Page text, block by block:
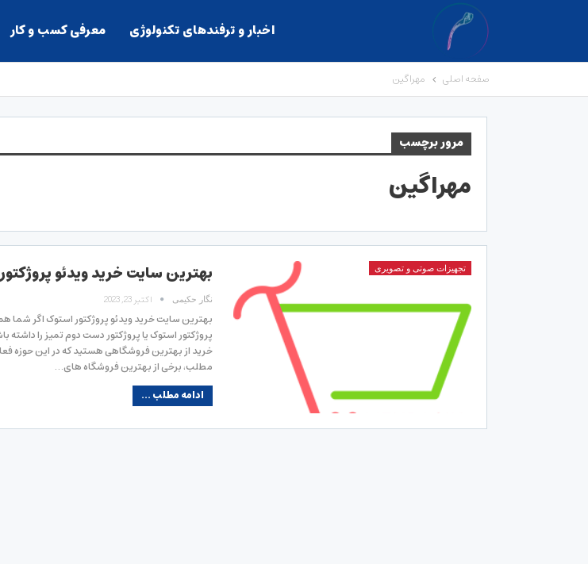
اخبار و ترفندهای تکنولوژی معرفی کسب و کار
صفحه اصلی مهراگین
مرور برچسب
مهراگین
تجهیزات صوتی و تصویری بهترین سایت خرید ویدئو
نگار حکیمی اکتبر 23, 2023
بهترین سایت خرید ویدئو پروژکتور استوک اگر شما
پروژکتور استوک یا پروژکتور دست دوم تمیز را داشته
خرید از بهترین فروشگاهی هستید که در این حوزه
مطلب، برخی از بهترین فروشگاه های…
ادامه مطلب ...